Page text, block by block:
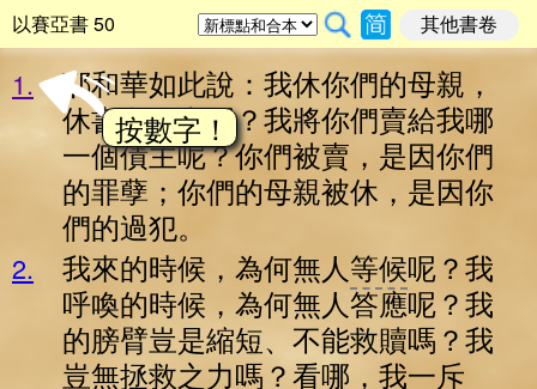
按數字！
其他書卷
以賽亞書 50
1.
耶和華如此說：我休你們的母親，
休書在哪裏呢？我將你們賣給我哪
一個債主呢？你們被賣，是因你們
的罪孽；你們的母親被休，是因你
們的過犯。
2. 我來的時候，為何無人等候呢？我
呼喚的時候，為何無人答應呢？我
的膀臂豈是縮短、不能救贖嗎？我
豈無拯救之力嗎？看哪，我一斥